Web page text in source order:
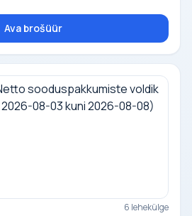
Ava brošüür
6 lehekülge